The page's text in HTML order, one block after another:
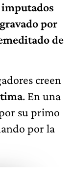
imputados
por
de
creen
. En una
su primo
por la